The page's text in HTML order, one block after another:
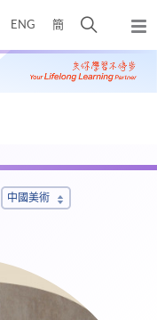
ENG 簡
開
搜
尋
彈
出
主
中國美術